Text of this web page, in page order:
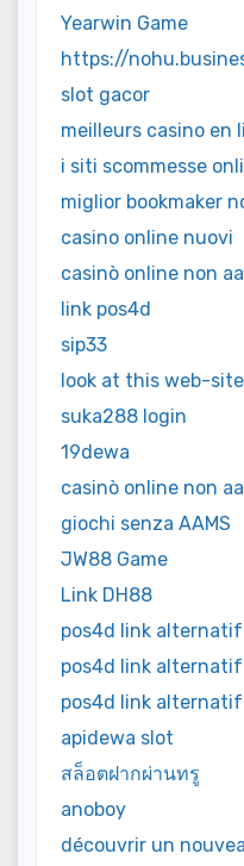
Yearwin Game
https://
slot gacor
meilleurs casino en
i siti scommesse
miglior bookmaker
casino online nuovi
casinò online non
link pos4d
sip33
look at this web-site
suka288 login
19dewa
casinò online non
giochi senza AAMS
JW88 Game
Link DH88
pos4d link alternatif
pos4d link alternatif
pos4d link alternatif
apidewa slot
สล็อตฝากผ่านทรู
anoboy
découvrir un